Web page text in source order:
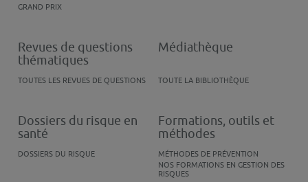
GRAND PRIX
Revues de questions
thématiques
TOUTES LES REVUES DE QUESTIONS
Médiathèque
TOUTE LA BIBLIOTHÈQUE
Dossiers du risque en
santé
DOSSIERS DU RISQUE
Formations, outils et
méthodes
MÉTHODES DE PRÉVENTION
NOS FORMATIONS EN GESTION DES
RISQUES